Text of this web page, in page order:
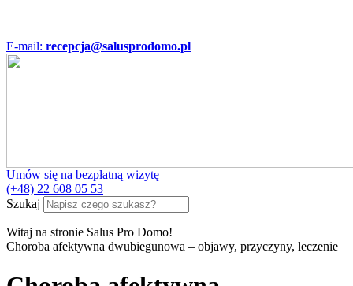
E-mail: recepcja@salusprodomo.pl
Umów się na bezpłatną wizytę
(+48) 22 608 05 53
Szukaj
Witaj na stronie Salus Pro Domo!
Choroba afektywna dwubiegunowa – objawy, przyczyny, leczenie